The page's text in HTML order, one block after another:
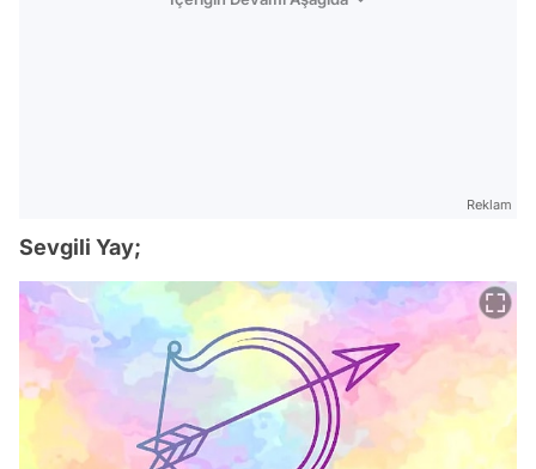
Reklam
Sevgili Yay;